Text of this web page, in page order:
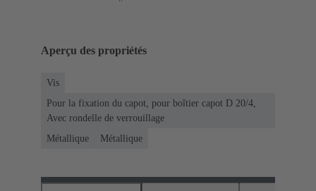
Aperçu des propriétés
Vis
Pour la fixation du capot, pour boîtier capot D 20/4,
Avec rondelle de verrouillage
Métallique
Métallique